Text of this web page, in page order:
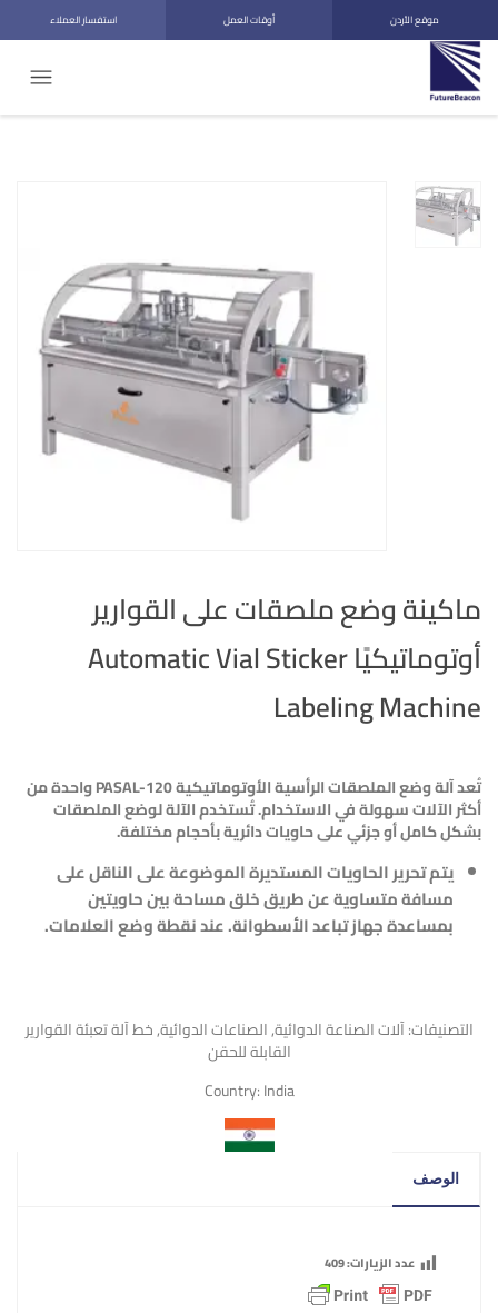
موقع الأردن أوقات العمل استفسار العملاء
ماكينة وضع ملصقات على القوارير
أوتوماتيكيًا Automatic Vial Sticker
Labeling Machine
تُعد آلة وضع الملصقات الرأسية الأوتوماتيكيةPASAL-120واحدة من
أكثر الآلات سهولة في الاستخدام. تُستخدم الآلة لوضع الملصقات
بشكل كامل أو جزئي على حاويات دائرية بأحجام مختلفة.
يتم تحرير الحاويات المستديرة الموضوعة على الناقل على
مسافة متساوية عن طريق خلق مساحة بين حاويتين
بمساعدة جهاز تباعد الأسطوانة. عند نقطة وضع العلامات.
التصنيفات:آلات الصناعة الدوائية,الصناعات الدوائية,خط آلة تعبئة القوارير
القابلة للحقن
Country:India
الوصف
عدد الزيارات:409